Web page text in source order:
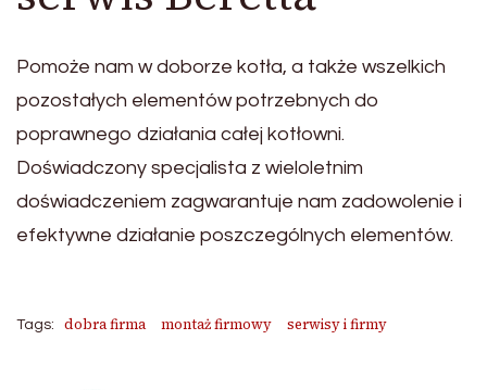
Pomoże nam w doborze kotła, a także wszelkich
pozostałych elementów potrzebnych do
poprawnego działania całej kotłowni.
Doświadczony specjalista z wieloletnim
doświadczeniem zagwarantuje nam zadowolenie i
efektywne działanie poszczególnych elementów.
Tags: dobra firma montaż firmowy serwisy i firmy